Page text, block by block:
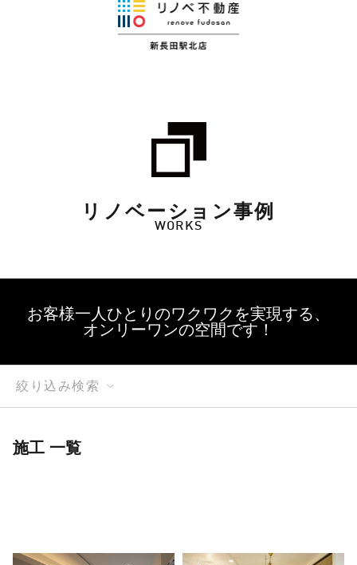
リノベーション事例
WORKS
お客様一人ひとりのワクワクを実現する、
オンリーワンの空間です！
絞り込み検索
施工 一覧